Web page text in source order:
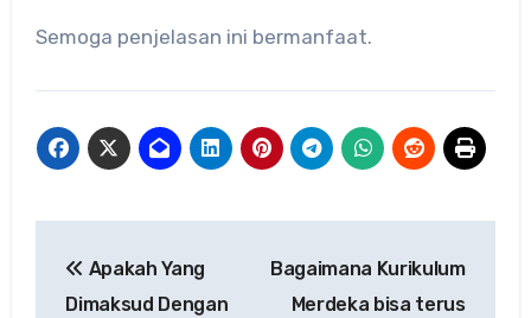
Semoga penjelasan ini bermanfaat.
pos
Apakah Yang
Dimaksud Dengan
Bagaimana Kurikulum
Merdeka bisa terus